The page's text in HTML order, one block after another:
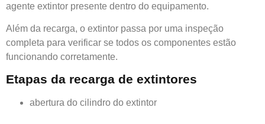
agente extintor presente dentro do equipamento.
Além da recarga, o extintor passa por uma inspeção
completa para verificar se todos os componentes estão
funcionando corretamente.
Etapas da recarga de extintores
abertura do cilindro do extintor